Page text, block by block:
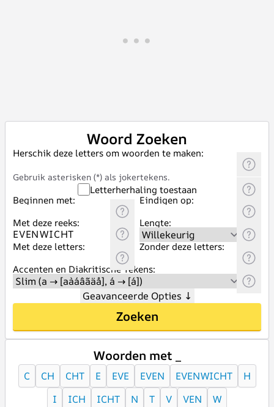
Woord Zoeken
Herschik deze letters om woorden te maken:
Gebruik asterisken (*) als jokertekens.
Letterherhaling toestaan
Beginnen met:
Eindigen op:
Met deze reeks:
Lengte:
Met deze letters:
Zonder deze letters:
Accenten en Diakritische Tekens:
Geavanceerde Opties ↓
Zoeken
Woorden met _
C CH CHT E EVE EVEN EVENWICHT
H
I
ICH ICHT N T V VEN W